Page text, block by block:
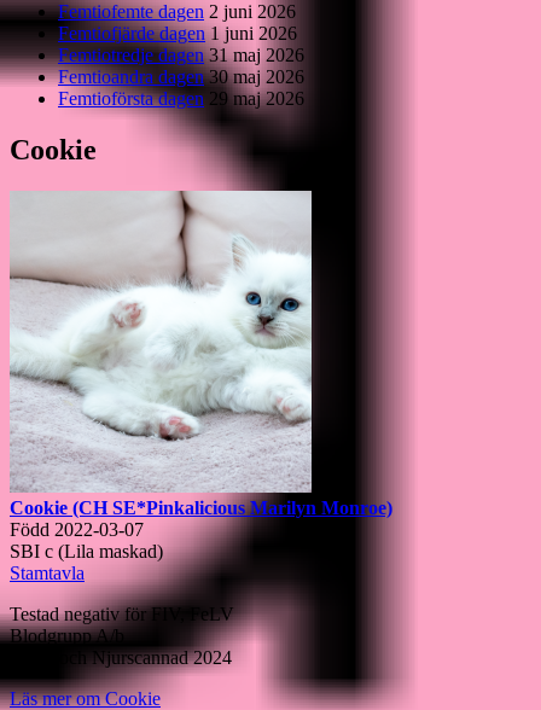
Femtiofemte dagen 2 juni 2026
Femtiofjärde dagen 1 juni 2026
Femtiotredje dagen 31 maj 2026
Femtioandra dagen 30 maj 2026
Femtioförsta dagen 29 maj 2026
Cookie
Cookie (CH SE*Pinkalicious Marilyn Monroe)
Född 2022-03-07
SBI c (Lila maskad)
Stamtavla
Testad negativ för FIV, FeLV
Blodgrupp A/b
Hjärt- och Njurscannad 2024
Läs mer om Cookie